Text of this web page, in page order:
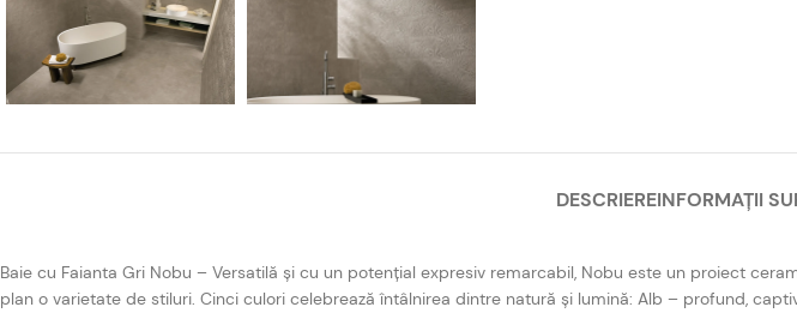
DESCRIEREINFORMAȚII
Baie cu Faianta Gri Nobu – Versatilă și cu un potențial expresiv remarcabil, Nobu este un proiect
plan o varietate de stiluri. Cinci culori celebrează întâlnirea dintre natură și lumină: Alb – profund,